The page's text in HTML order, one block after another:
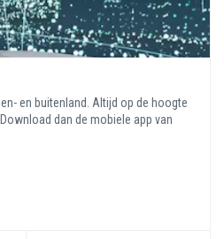
en buitenland. Altijd op de hoogte
dan de mobiele app van